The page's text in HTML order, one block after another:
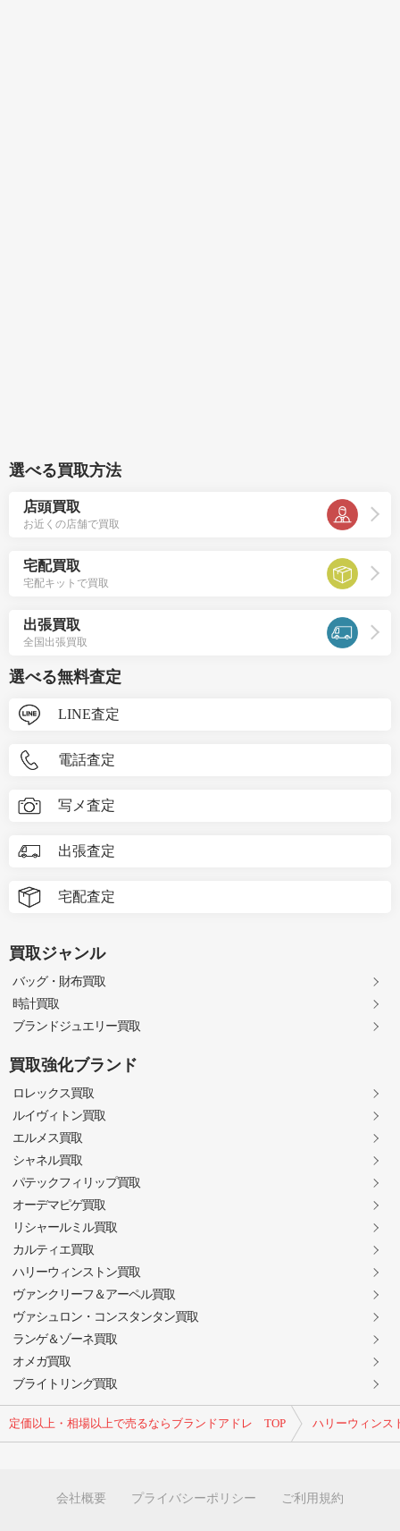
定価以上・相場以上で売るならブランドアドレ TOP ハリーウィンス
選べる買取方法
店頭買取
お近くの店舗で買取
宅配買取
宅配キットで買取
出張買取
全国出張買取
選べる無料査定
LINE査定
電話査定
写メ査定
出張査定
宅配査定
買取ジャンル
バッグ・財布買取
時計買取
ブランドジュエリー買取
買取強化ブランド
ロレックス買取
ルイヴィトン買取
エルメス買取
シャネル買取
パテックフィリップ買取
オーデマピゲ買取
リシャールミル買取
カルティエ買取
ハリーウィンストン買取
ヴァンクリーフ＆アーペル買取
ヴァシュロン・コンスタンタン買取
ランゲ＆ゾーネ買取
オメガ買取
ブライトリング買取
会社概要 プライバシーポリシー ご利用規約